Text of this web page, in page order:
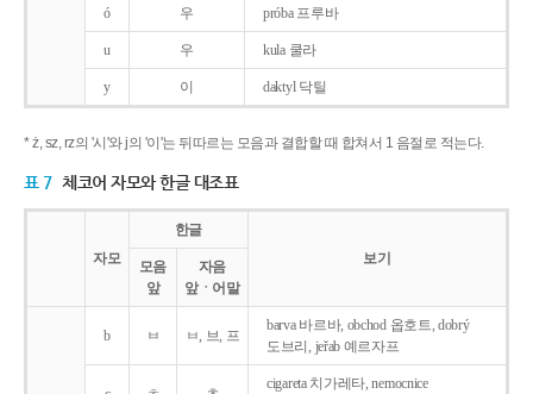
ó 우 próba 프루바
u 우 kula 쿨라
y 이 daktyl 닥틸
* ż, sz, rz의 '시'와 j의 '이'는 뒤따르는 모음과 결합할 때 합쳐서 1 음절로 적는다.
표 7 체코어 자모와 한글 대조표
자모
한글
보기
모음
앞
자음
앞ㆍ어말
b ㅂ ㅂ, 브, 프
barva 바르바, obchod 옵호트, dobrý
도브리, jeřab 예르자프
cigareta 치가레타, nemocnice